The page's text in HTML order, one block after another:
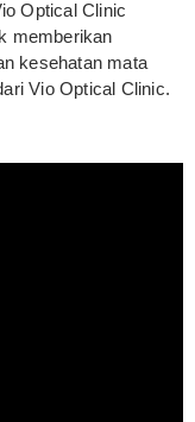
Optical Clinic
memberikan
kesehatan mata
Vio Optical Clinic.